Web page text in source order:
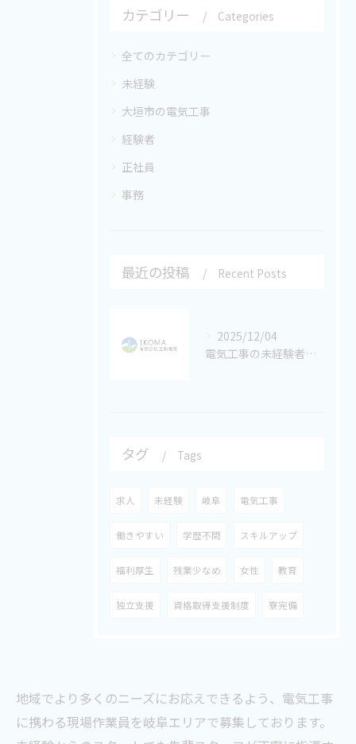
カテゴリー Categories
全てのカテゴリー
未経験
大垣市の電気工事
経験者
正社員
事務
最近の投稿 Recent Posts
2025/12/04
電気工事の未経験者の求人募集中
タグ Tags
求人 未経験 岐阜 電気工事
働きやすい 学歴不問 スキルアップ
福利厚生 残業少なめ 女性 教育
独立支援 資格取得支援制度 寮完備
地域でより多くのニーズにお応えできるよう、電気工事
に携わる現場作業員を岐阜エリアで募集しております。